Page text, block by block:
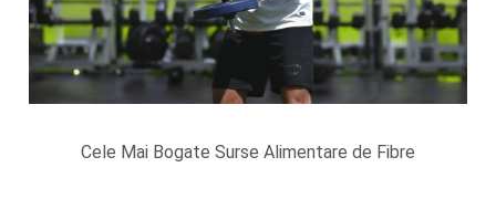
Cele Mai Bogate Surse Alimentare de Fibre